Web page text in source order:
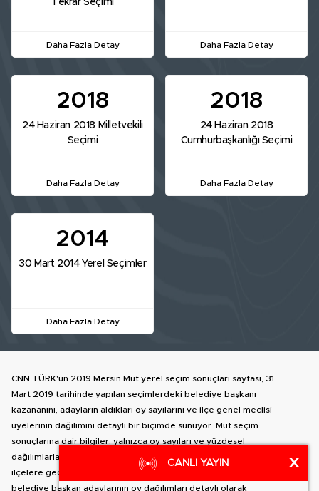
Tekrar Seçimi
Daha Fazla Detay Daha Fazla Detay
2018
24 Haziran 2018 Milletvekili
Seçimi
Daha Fazla Detay
2018
24 Haziran 2018
Cumhurbaşkanlığı Seçimi
Daha Fazla Detay
2014
30 Mart 2014 Yerel Seçimler
Daha Fazla Detay
CNN TÜRK'ün 2019 Mersin Mut yerel seçim sonuçları sayfası, 31
Mart 2019 tarihinde yapılan seçimlerdeki belediye başkanı
kazananını, adayların aldıkları oy sayılarını ve ilçe genel meclisi
üyelerinin dağılımını detaylı bir biçimde sunuyor. Mut seçim
sonuçlarına dair bilgiler, yalnızca oy sayıları ve yüzdesel
dağılımlarla sınırlı kalmayıp, aynı zamanda Mersin içindeki diğer
ilçelere geçiş yapma olanağı da sağlıyor. İlçe haritası yanında, Mut
belediye başkan adaylarının oy dağılımları detaylı olarak
CANLI YAYIN X